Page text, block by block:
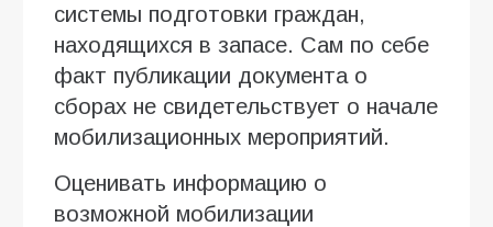
системы подготовки граждан,
находящихся в запасе. Сам по себе
факт публикации документа о
сборах не свидетельствует о начале
мобилизационных мероприятий.
Оценивать информацию о
возможной мобилизации